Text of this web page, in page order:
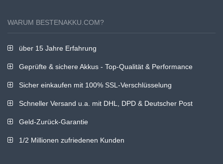
WARUM BESTENAKKU.COM?
über 15 Jahre Erfahrung
Geprüfte & sichere Akkus - Top-Qualität & Performance
Sicher einkaufen mit 100% SSL-Verschlüsselung
Schneller Versand u.a. mit DHL, DPD & Deutscher Post
Geld-Zurück-Garantie
1/2 Millionen zufriedenen Kunden